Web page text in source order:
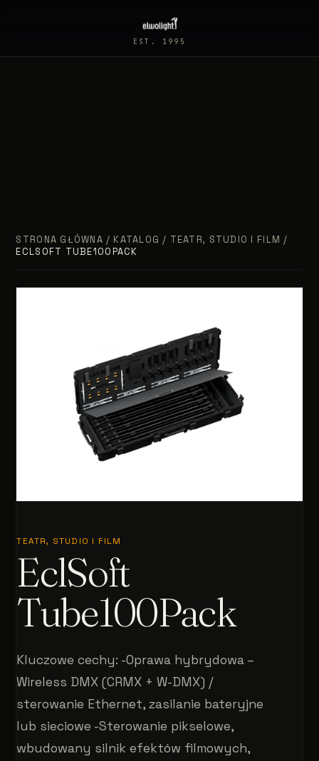
EST. 1995
STRONA GŁÓWNA / KATALOG / TEATR, STUDIO I FILM /
ECLSOFT TUBE100PACK
TEATR, STUDIO I FILM
EclSoft
Tube100Pack
Kluczowe cechy: -Oprawa hybrydowa –
Wireless DMX (CRMX + W-DMX) /
sterowanie Ethernet, zasilanie bateryjne
lub sieciowe -Sterowanie pikselowe,
wbudowany silnik efektów filmowych,